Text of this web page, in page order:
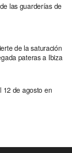
las guarderías de
de la saturación
pateras a Ibiza
12 de agosto en